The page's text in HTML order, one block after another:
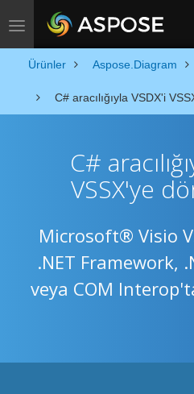
Toggle navigation
Ürünler Aspose.Diagram
C# aracılığıyla VSDX'i
C#
VSSX'ye
Microsoft® Visio
.NET Framework,
veya COM